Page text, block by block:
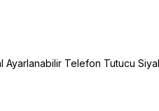
Ayarlanabilir Telefon Tutucu